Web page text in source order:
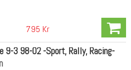
795 Kr
9-3 98-02 -Sport, Rally, Racing-